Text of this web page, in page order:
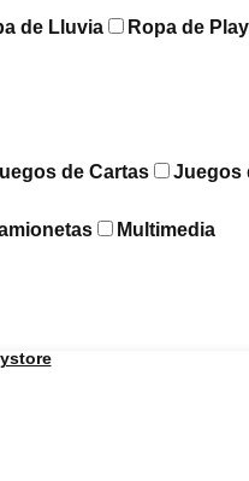
de Lluvia
Ropa de
de Cartas Juegos
Multimedia